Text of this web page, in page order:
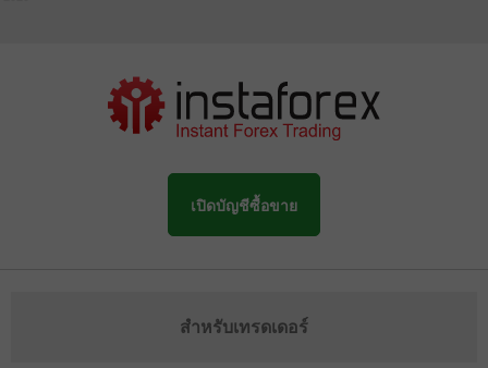
เปิดบัญชีซื้อขาย
สำหรับเทรดเดอร์